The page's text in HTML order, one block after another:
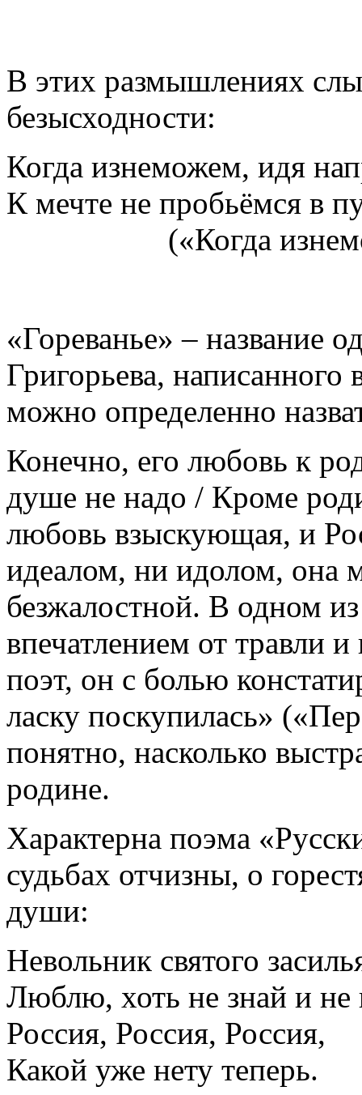
В этих размышлениях
безысходности:
Когда изнеможем, идя
К мечте не пробьёмся в
(«Когда
«Гореванье» – название
Григорьева, написанного
можно определенно
Конечно, его любовь к
душе не надо / Кроме
любовь взыскующая, и
идеалом, ни идолом, она
безжалостной. В одном
впечатлением от травли
поэт, он с болью
ласку поскупилась»
понятно, насколько
родине.
Характерна поэма
судьбах отчизны, о
души:
Невольник святого
Люблю, хоть не знай и не
Россия, Россия, Россия,
Какой уже нету теперь.